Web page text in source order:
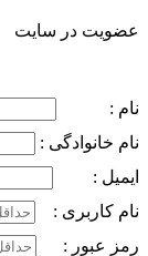
عضویت در سایت
نام :
نام خانوادگی :
ایمیل :
نام کاربری :
رمز عبور :